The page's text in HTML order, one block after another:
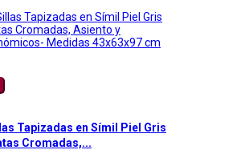
Tapizadas en Símil Piel Gris
Cromadas,...